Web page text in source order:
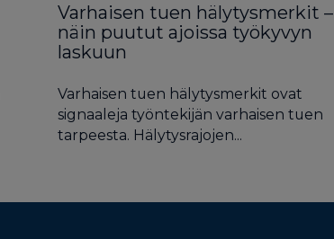
Varhaisen tuen hälytysmerkit –
näin puutut ajoissa työkyvyn
laskuun
Varhaisen tuen hälytysmerkit ovat
signaaleja työntekijän varhaisen tuen
tarpeesta. Hälytysrajojen...